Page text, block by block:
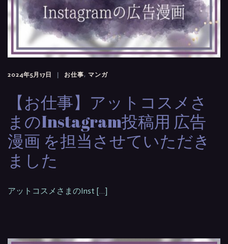
2024年5月17日 お仕事, マンガ
【お仕事】アットコスメさ
まのInstagram投稿用 広告
漫画 を担当させていただき
ました
アットコスメさまのInst […]